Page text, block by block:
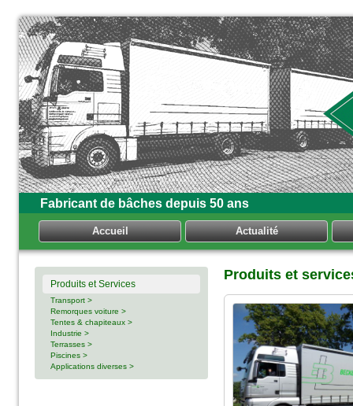
Fabricant de bâches depuis 50 ans
Accueil Actualité
Produits et Services
Transport >
Remorques voiture >
Tentes & chapiteaux >
Industrie >
Terrasses >
Piscines >
Applications diverses >
Produits et